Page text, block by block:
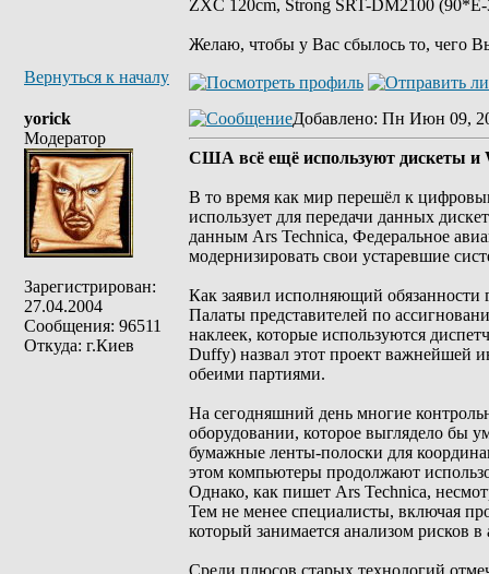
ZXC 120cm, Strong SRT-DM2100
Желаю, чтобы у Вас сбылось то, чего
Вернуться к началу
yorick
Модератор
Зарегистрирован:
27.04.2004
Сообщения: 96511
Откуда: г.Киев
Добавлено: Пн Июн 09,
США всё ещё используют дискеты и
В то время как мир перешёл к
использует для передачи данных
данным Ars Technica, Федеральное
модернизировать свои устаревшие
Как заявил исполняющий обязанности
Палаты представителей по
наклеек, которые используются
Duffy) назвал этот проект важнейшей
обеими партиями.
На сегодняшний день многие
оборудовании, которое выглядело бы
бумажные ленты-полоски для
этом компьютеры продолжают
Однако, как пишет Ars Technica,
Тем не менее специалисты, включая
который занимается анализом рисков
Среди плюсов старых технологий